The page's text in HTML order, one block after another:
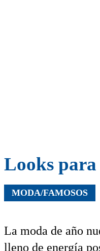
Looks para
MODA/FAMOSOS
La moda de año
lleno de energía